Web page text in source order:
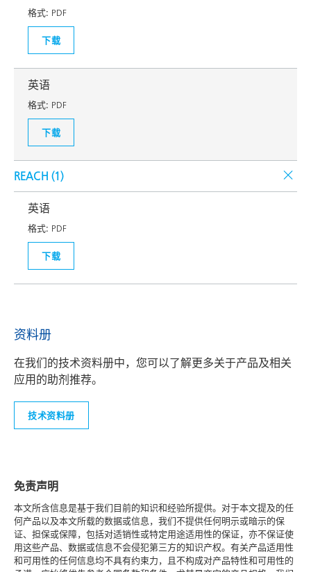
格式: PDF
下载
英语
格式: PDF
下载
REACH (1)
英语
格式: PDF
下载
资料册
在我们的技术资料册中，您可以了解更多关于产品及相关
应用的助剂推荐。
技术资料册
免责声明
本文所含信息是基于我们目前的知识和经验所提供。对于本文提及的任
何产品以及本文所载的数据或信息，我们不提供任何明示或暗示的保
证、担保或保障，包括对适销性或特定用途适用性的保证，亦不保证使
用这些产品、数据或信息不会侵犯第三方的知识产权。有关产品适用性
和可用性的任何信息均不具有约束力，且不构成对产品特性和可用性的